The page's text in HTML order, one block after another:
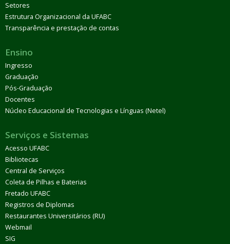
Setores
Estrutura Organizacional da UFABC
Transparência e prestação de contas
Ensino
Ingresso
Graduação
Pós-Graduação
Docentes
Núcleo Educacional de Tecnologias e Línguas (Netel)
Serviços e Sistemas
Acesso UFABC
Bibliotecas
Central de Serviços
Coleta de Pilhas e Baterias
Fretado UFABC
Registros de Diplomas
Restaurantes Universitários (RU)
Webmail
SIG